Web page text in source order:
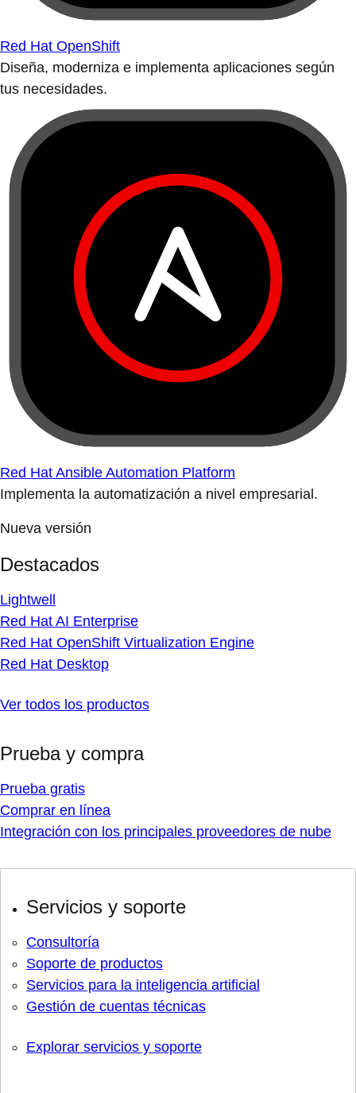
Red Hat OpenShift
Diseña, moderniza e implementa aplicaciones según
tus necesidades.
Red Hat Ansible Automation Platform
Implementa la automatización a nivel empresarial.
Nueva versión
Destacados
Lightwell
Red Hat AI Enterprise
Red Hat OpenShift Virtualization Engine
Red Hat Desktop
Ver todos los productos
Prueba y compra
Prueba gratis
Comprar en línea
Integración con los principales proveedores de nube
Servicios y soporte
Consultoría
Soporte de productos
Servicios para la inteligencia artificial
Gestión de cuentas técnicas
Explorar servicios y soporte